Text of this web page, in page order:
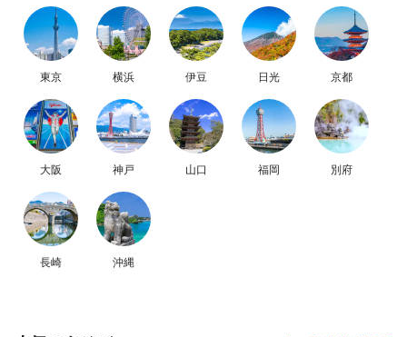
東京 横浜 伊豆 日光 京都
大阪 神戸 山口 福岡 別府
長崎 沖縄